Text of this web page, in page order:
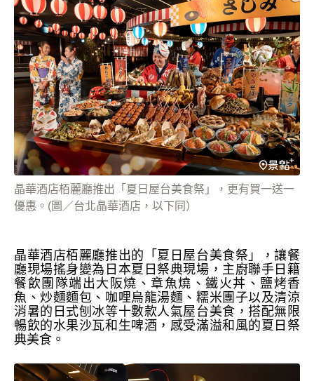
晶華酒店栢麗廳推出「夏日屋台美食祭」，更有買一送一
優惠。(圖／台北晶華酒店，以下同）
晶華酒店栢麗廳推出的「夏日屋台美食祭」
，讓餐
廳現場搖身變為日本夏日祭典現場，主廚聯手日籍
餐飲團隊端出大阪燒、章魚燒、鐵火丼、鹽烤香
魚、炒麵麵包、咖哩烏龍湯麵、糯米團子以及清涼
消暑的日式刨冰等十數款人氣屋台美食，搭配無限
暢飲的水果沙瓦和生啤酒，感受滿溢和風的夏日祭
典美食。